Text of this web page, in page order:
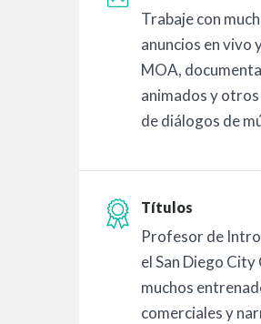
Trabaje con
anuncios en vivo
MOA,
animados y
de diálogos de
Títulos
Profesor de
el San Diego
muchos
comerciales y